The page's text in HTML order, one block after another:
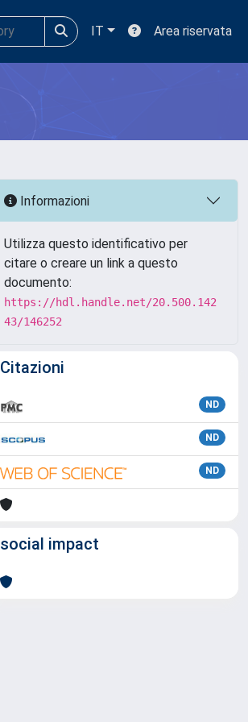
IT Area riservata
Informazioni
Utilizza questo identificativo per
citare o creare un link a questo
documento:
https://hdl.handle.net/20.500.142
43/146252
Citazioni
ND
ND
ND
social impact